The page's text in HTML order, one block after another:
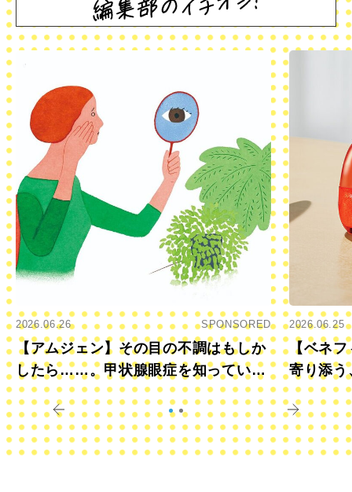
2026.06.26 SPONSORED
【アムジェン】その目の不調はもしか
したら……。甲状腺眼症を知っていま
すか？
2026.06.25
【ベネフ
寄り添う
きに